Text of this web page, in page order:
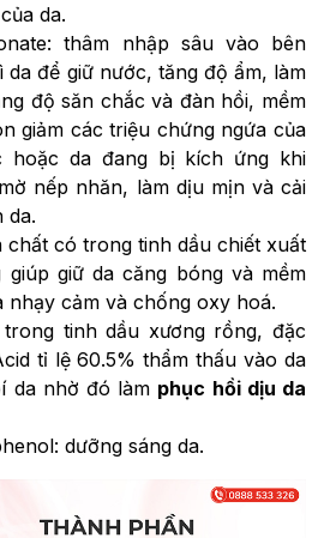
da.
thâm nhập sâu vào bên
để giữ nước, tăng độ ẩm, làm
độ săn chắc và đàn hồi, mềm
giảm các triệu chứng ngứa của
hoặc da đang bị kích ứng khi
nếp nhăn, làm dịu mịn và cải
da.
chất có trong tinh dầu chiết xuất
giúp giữ da căng bóng và mềm
nhạy cảm và chống oxy hoá.
tinh dầu xương rồng, đặc
tỉ lệ 60.5% thẩm thấu vào da
da nhờ đó làm phục hồi dịu da
dưỡng sáng da.